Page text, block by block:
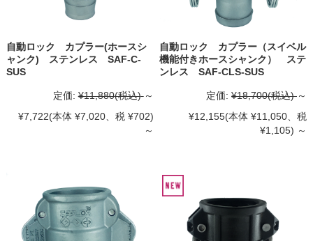
自動ロック カプラー(ホースシ
ャンク) ステンレス SAF-C-
SUS
定価: ¥11,880(税込) ～
¥7,722(本体 ¥7,020、税 ¥702)
～
自動ロック カプラー（スイベル
機能付きホースシャンク） ステ
ンレス SAF-CLS-SUS
定価: ¥18,700(税込) ～
¥12,155(本体 ¥11,050、税
¥1,105) ～